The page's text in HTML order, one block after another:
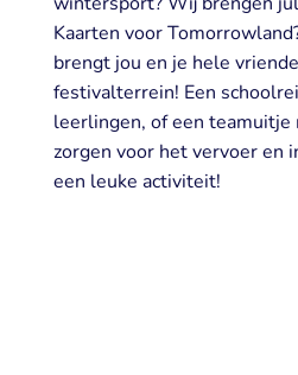
Kaarten voor
brengt jou en je hele
festivalterrein! Een
leerlingen, of een
zorgen voor het vervoer en
een leuke activiteit!